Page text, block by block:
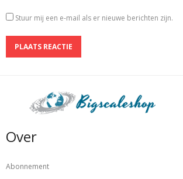
Stuur mij een e-mail als er nieuwe berichten zijn.
Over
Abonnement